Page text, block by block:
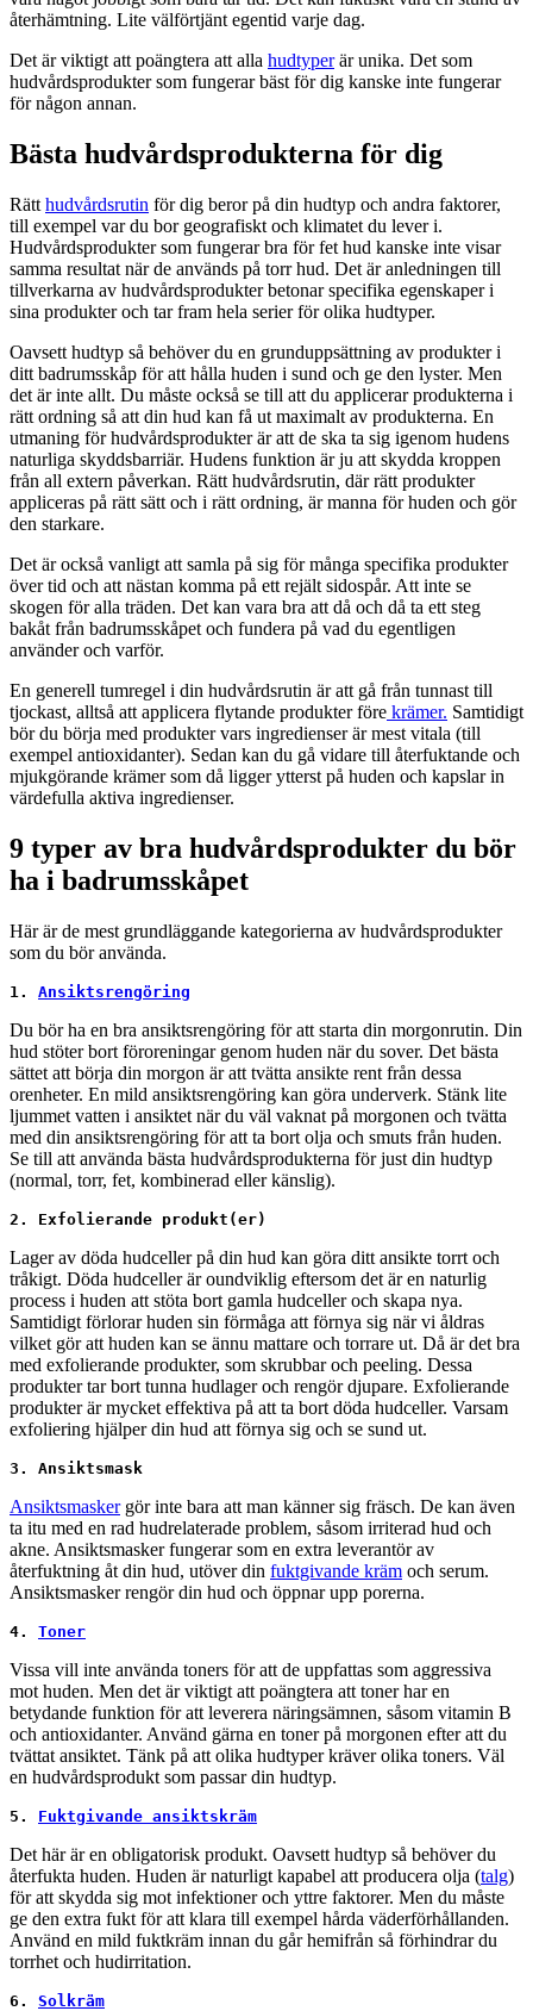
återhämtning. Lite välförtjänt egentid varje dag.
Det är viktigt att poängtera att alla hudtyperär unika. Det som
hudvårdsprodukter som fungerar bäst för dig kanske inte fungerar
för någon annan.
Bästa hudvårdsprodukterna för dig
Rätt hudvårdsrutin för dig beror på din hudtyp och andra faktorer,
till exempel var du bor geografiskt och klimatet du lever i.
Hudvårdsprodukter som fungerar bra för fet hud kanske inte visar
samma resultat när de används på torr hud. Det är anledningen till
tillverkarna av hudvårdsprodukter betonar specifika egenskaper i
sina produkter och tar fram hela serier för olika hudtyper.
Oavsett hudtyp så behöver du en grunduppsättning av produkter i
ditt badrumsskåp för att hålla huden i sund och ge den lyster. Men
det är inte allt. Du måste också se till att du applicerar produkterna i
rätt ordning så att din hud kan få ut maximalt av produkterna. En
utmaning för hudvårdsprodukter är att de ska ta sig igenom hudens
naturliga skyddsbarriär. Hudens funktion är ju att skydda kroppen
från all extern påverkan. Rätt hudvårdsrutin, där rätt produkter
appliceras på rätt sätt och i rätt ordning, är manna för huden och gör
den starkare.
Det är också vanligt att samla på sig för många specifika produkter
över tid och att nästan komma på ett rejält sidospår. Att inte se
skogen för alla träden. Det kan vara bra att då och då ta ett steg
bakåt från badrumsskåpet och fundera på vad du egentligen
använder och varför.
En generell tumregel i din hudvårdsrutin är att gå från tunnast till
tjockast, alltså att applicera flytande produkter före krämer. Samtidigt
bör du börja med produkter vars ingredienser är mest vitala (till
exempel antioxidanter). Sedan kan du gå vidare till återfuktande och
mjukgörande krämer som då ligger ytterst på huden och kapslar in
värdefulla aktiva ingredienser.
9 typer av bra hudvårdsprodukter du bör
ha i badrumsskåpet
Här är de mest grundläggande kategorierna av hudvårdsprodukter
som du bör använda.
1. Ansiktsrengöring
Du bör ha en bra ansiktsrengöring för att starta din morgonrutin. Din
hud stöter bort föroreningar genom huden när du sover. Det bästa
sättet att börja din morgon är att tvätta ansikte rent från dessa
orenheter. En mild ansiktsrengöring kan göra underverk. Stänk lite
ljummet vatten i ansiktet när du väl vaknat på morgonen och tvätta
med din ansiktsrengöring för att ta bort olja och smuts från huden.
Se till att använda bästa hudvårdsprodukterna för just din hudtyp
(normal, torr, fet, kombinerad eller känslig).
2. Exfolierande produkt(er)
Lager av döda hudceller på din hud kan göra ditt ansikte torrt och
tråkigt. Döda hudceller är oundviklig eftersom det är en naturlig
process i huden att stöta bort gamla hudceller och skapa nya.
Samtidigt förlorar huden sin förmåga att förnya sig när vi åldras
vilket gör att huden kan se ännu mattare och torrare ut. Då är det bra
med exfolierande produkter, som skrubbar och peeling. Dessa
produkter tar bort tunna hudlager och rengör djupare. Exfolierande
produkter är mycket effektiva på att ta bort döda hudceller. Varsam
exfoliering hjälper din hud att förnya sig och se sund ut.
3. Ansiktsmask
Ansiktsmaskergör inte bara att man känner sig fräsch. De kan även
ta itu med en rad hudrelaterade problem, såsom irriterad hud och
akne. Ansiktsmasker fungerar som en extra leverantör av
återfuktning åt din hud, utöver din fuktgivande kräm och serum.
Ansiktsmasker rengör din hud och öppnar upp porerna.
4. Toner
Vissa vill inte använda toners för att de uppfattas som aggressiva
mot huden. Men det är viktigt att poängtera att toner har en
betydande funktion för att leverera näringsämnen, såsom vitamin B
och antioxidanter. Använd gärna en toner på morgonen efter att du
tvättat ansiktet. Tänk på att olika hudtyper kräver olika toners. Väl
en hudvårdsprodukt som passar din hudtyp.
5. Fuktgivande ansiktskräm
Det här är en obligatorisk produkt. Oavsett hudtyp så behöver du
återfukta huden. Huden är naturligt kapabel att producera olja (talg)
för att skydda sig mot infektioner och yttre faktorer. Men du måste
ge den extra fukt för att klara till exempel hårda väderförhållanden.
Använd en mild fuktkräm innan du går hemifrån så förhindrar du
torrhet och hudirritation.
6. Solkräm